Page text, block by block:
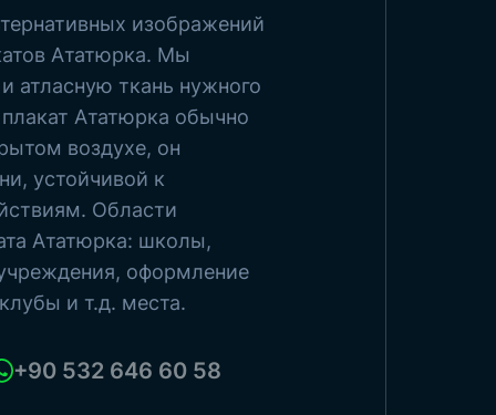
изображений
Ататюрка. Мы
атласную ткань нужного
Ататюрка обычно
воздухе, он
устойчивой к
Области
Ататюрка: школы,
оформление
и т.д. места.
+90 532 646 60 58
товары